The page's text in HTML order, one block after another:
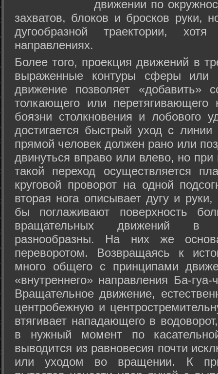
движении по
захватов, блоков и бросков руки,
дугообразной траектории,
направлениях.
Более того, проекция движений в
выраженные контуры сферы или
движение позволяет «добавить»
толкающего или перетягивающего
боязни столкновения и лобового
достигается быстрый уход с
прямой человек должен рано или
двинуться вправо или влево, но
такой переход осуществляется
круговой проворот на одной
вторая нога описывает дугу и
бы поглаживают поверхность
вращательных движений в
разнообразны. На них же
переворотом. Возвращаясь к
много общего с принципами
«внутреннего» направления Ба-
Вращательное движение,
центробежную и
втягивает нападающего в
в нужный момент по
выводится из равновесия почти
или уходом во вращении. К